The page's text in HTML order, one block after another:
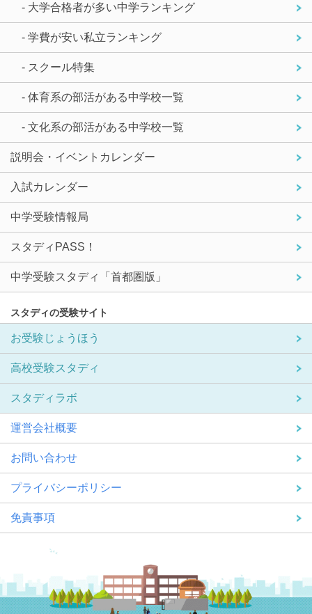
- 大学合格者が多い中学ランキング
- 学費が安い私立ランキング
- スクール特集
- 体育系の部活がある中学校一覧
- 文化系の部活がある中学校一覧
説明会・イベントカレンダー
入試カレンダー
中学受験情報局
スタディPASS！
中学受験スタディ「首都圏版」
スタディの受験サイト
お受験じょうほう
高校受験スタディ
スタディラボ
運営会社概要
お問い合わせ
プライバシーポリシー
免責事項